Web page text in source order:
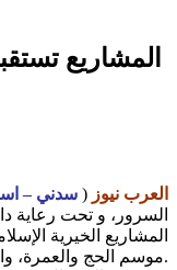
المشاريع
العرب نيوز ( سدني –
السرور، و تحت رعاية
المشاريع الخيرية
موسم الحج والعمرة، واستقبال عيد الأضحى المبارك.